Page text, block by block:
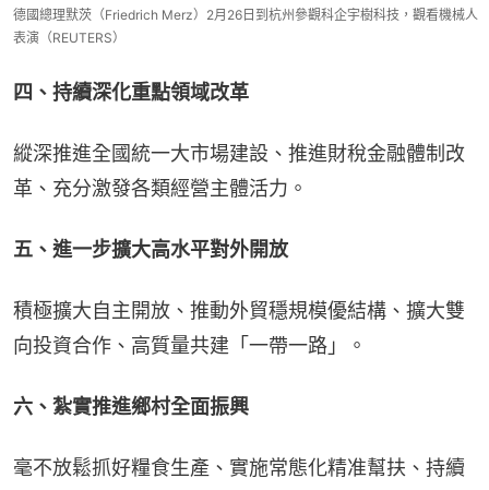
德國總理默茨（Friedrich Merz）2月26日到杭州參觀科企宇樹科技，觀看機械人
表演（REUTERS）
四、持續深化重點領域改革
縱深推進全國統一大市場建設、推進財稅金融體制改
革、充分激發各類經營主體活力。
五、進一步擴大高水平對外開放
積極擴大自主開放、推動外貿穩規模優結構、擴大雙
向投資合作、高質量共建「一帶一路」。
六、紮實推進鄉村全面振興
毫不放鬆抓好糧食生產、實施常態化精准幫扶、持續